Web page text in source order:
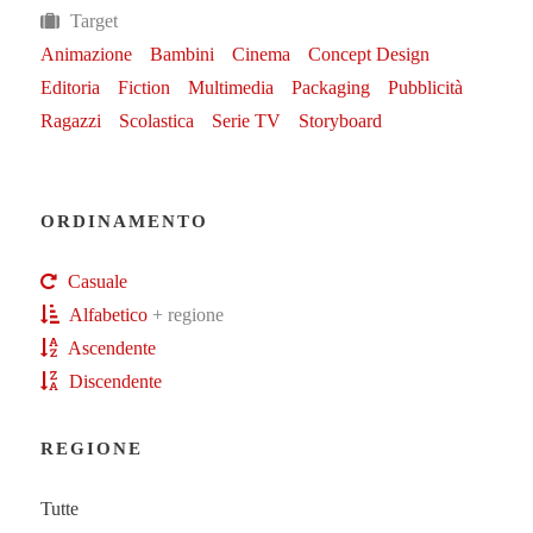
Target
Animazione
Bambini Cinema
Concept Design
Editoria
Fiction Multimedia Packaging
Pubblicità
Ragazzi
Scolastica Serie TV Storyboard
ORDINAMENTO
Casuale
Alfabetico + regione
Ascendente
Discendente
REGIONE
Tutte